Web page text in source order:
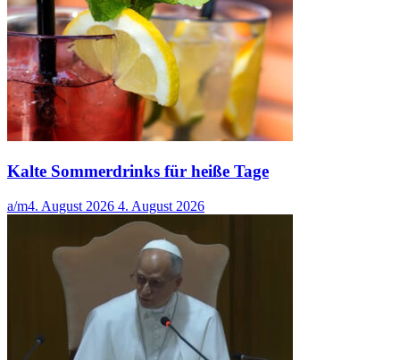
Kalte Sommerdrinks für heiße Tage
a/m4. August 2026 4. August 2026